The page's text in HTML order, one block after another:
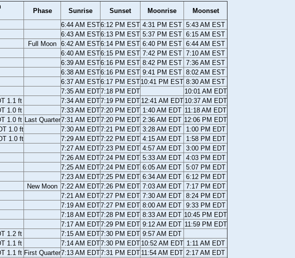
Phase Sunrise Sunset Moonrise
Moonset
6:44 AM EST6:12 PM EST 4:31 PM EST 5:43 AM EST
6:43 AM EST6:13 PM EST 5:37 PM EST 6:15 AM EST
Full Moon 6:42 AM EST6:14 PM EST 6:40 PM EST 6:44 AM EST
6:40 AM EST6:15 PM EST 7:42 PM EST 7:10 AM EST
6:39 AM EST6:16 PM EST 8:42 PM EST 7:36 AM EST
6:38 AM EST6:16 PM EST 9:41 PM EST 8:02 AM EST
6:37 AM EST6:17 PM EST10:41 PM EST 8:30 AM EST
7:35 AM EDT7:18 PM EDT
10:01 AM EDT
1.1 ft 7:34 AM EDT7:19 PM EDT 12:41 AM EDT 10:37 AM EDT
1.0 ft 7:33 AM EDT7:20 PM EDT 1:40 AM EDT 11:18 AM EDT
1.0 ft Last Quarter7:31 AM EDT7:20 PM EDT 2:36 AM EDT 12:06 PM EDT
1.0 ft 7:30 AM EDT7:21 PM EDT 3:28 AM EDT
1:00 PM EDT
1.0 ft 7:29 AM EDT7:22 PM EDT 4:15 AM EDT
1:58 PM EDT
7:27 AM EDT7:23 PM EDT 4:57 AM EDT 3:00 PM EDT
7:26 AM EDT7:24 PM EDT 5:33 AM EDT 4:03 PM EDT
7:25 AM EDT7:24 PM EDT 6:05 AM EDT 5:07 PM EDT
7:23 AM EDT7:25 PM EDT 6:34 AM EDT 6:12 PM EDT
New Moon 7:22 AM EDT7:26 PM EDT 7:03 AM EDT 7:17 PM EDT
7:21 AM EDT7:27 PM EDT 7:30 AM EDT 8:24 PM EDT
7:19 AM EDT7:27 PM EDT 8:00 AM EDT 9:33 PM EDT
7:18 AM EDT7:28 PM EDT 8:33 AM EDT 10:45 PM EDT
7:17 AM EDT7:29 PM EDT 9:12 AM EDT 11:59 PM EDT
1.2 ft 7:15 AM EDT7:30 PM EDT 9:57 AM EDT
1.1 ft 7:14 AM EDT7:30 PM EDT 10:52 AM EDT 1:11 AM EDT
1.1 ft First Quarter7:13 AM EDT7:31 PM EDT 11:54 AM EDT 2:17 AM EDT